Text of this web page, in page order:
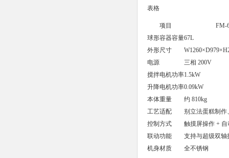
表格
项目
FM-
球形容器容量67L
外形尺寸
电源
三相 200V
搅拌电机功率1.5kW
升降电机功率0.09kW
本体重量
约 810kg
工艺适配
别立法蛋糕制作
控制方式
触摸屏操作 +
联动功能
支持与超级双轴
机身材质
全不锈钢